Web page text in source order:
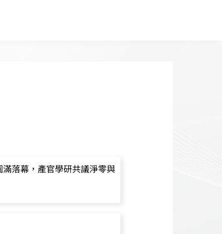
滿落幕，產官學研共議淨零與